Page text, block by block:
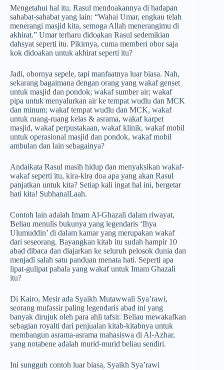
Mengetahui hal itu, Rasul mendoakannya di hadapan
sahabat-sahabat yang lain: “Wahai Umar, engkau telah
menerangi masjid kita, semoga Allah menerangimu di
akhirat.” Umar terharu didoakan Rasul sedemikian
dahsyat seperti itu. Pikirnya, cuma memberi obor saja
kok didoakan untuk akhirat seperti itu?
Jadi, obornya sepele, tapi manfaatnya luar biasa. Nah,
sekarang bagaimana dengan orang yang wakaf genset
untuk masjid dan pondok; wakaf sumber air; wakaf
pipa untuk menyalurkan air ke tempat wudlu dan MCK
dan minum; wakaf tempat wudlu dan MCK, wakaf
untuk ruang-ruang kelas & asrama, wakaf karpet
masjid, wakaf perpustakaan, wakaf klinik, wakaf mobil
untuk operasional masjid dan pondok, wakaf mobil
ambulan dan lain sebagainya?
Andaikata Rasul masih hidup dan menyaksikan wakaf-
wakaf seperti itu, kira-kira doa apa yang akan Rasul
panjatkan untuk kita? Setiap kali ingat hal ini, bergetar
hati kita! SubhanalLaah.
Contoh lain adalah Imam Al-Ghazali dalam riwayat,
Beliau menulis bukunya yang legendaris ‘Ihya
Ulumuddin’ di dalam kamar yang merupakan wakaf
dari seseorang. Bayangkan kitab itu sudah hampir 10
abad dibaca dan diajarkan ke seluruh pelosok dunia dan
menjadi salah satu panduan menata hati. Seperti apa
lipat-gulipat pahala yang wakaf untuk Imam Ghazali
itu?
Di Kairo, Mesir ada Syaikh Mutawwali Sya’rawi,
seorang mufassir paling legendaris abad ini yang
banyak dirujuk oleh para ahli tafsir. Beliau mewakafkan
sebagian royalti dari penjualan kitab-kitabnya untuk
membangun asrama-asrama mahasiswa di Al-Azhar,
yang notabene adalah murid-murid beliau sendiri.
Ini sungguh contoh luar biasa, Syaikh Sya’rawi